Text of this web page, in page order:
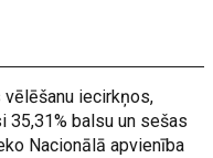
iecirkņos,
35,31% balsu un sešas
Nacionālā apvienība